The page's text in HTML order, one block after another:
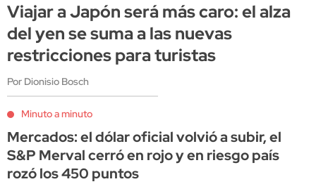
Viajar a Japón será más caro: el alza
del yen se suma a las nuevas
restricciones para turistas
Por Dionisio Bosch
Minuto a minuto
Mercados: el dólar oficial volvió a subir, el
S&P Merval cerró en rojo y en riesgo país
rozó los 450 puntos